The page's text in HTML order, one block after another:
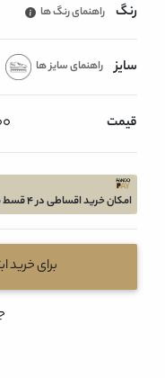
رنگ راهنمای رنگ ها
سایز راهنمای سایز ها
قیمت
امکان خرید اقساطی در 4 قسط ماهیانه 2126800 تومان بدون سود و چک
برای خرید